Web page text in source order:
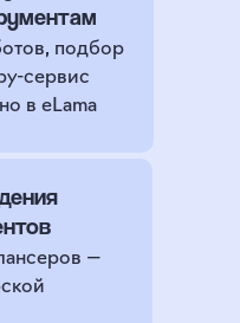
подбор
сервис
в eLama
—